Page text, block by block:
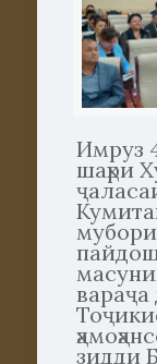
Имруз
шаҳри
вараҷа
зидди